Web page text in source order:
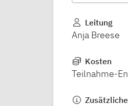
Leitung
Anja Breese
Kosten
Teilnahme-